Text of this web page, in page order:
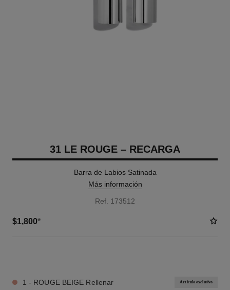
31 LE ROUGE – RECARGA
Barra de Labios Satinada
Más información
Ref. 173512
$1,800*
1 - ROUGE BEIGE Rellenar Artículo exclusivo